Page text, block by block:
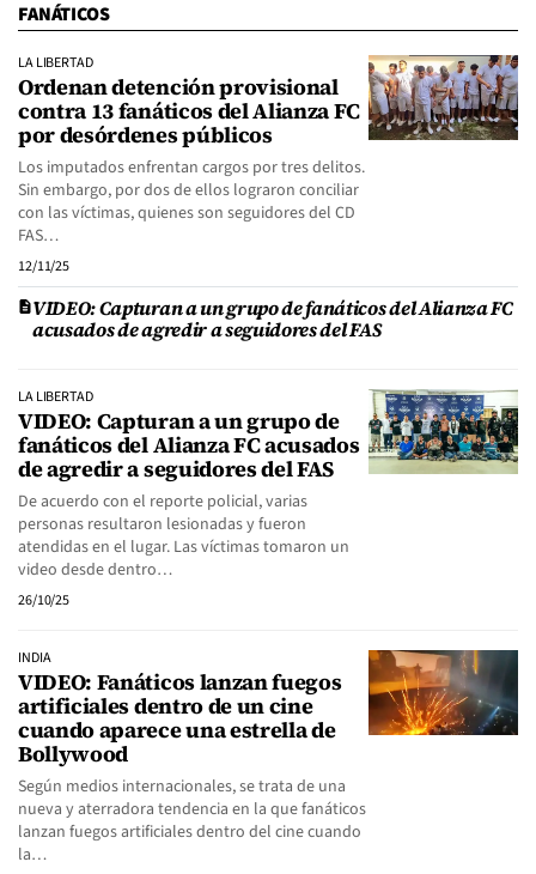
FANÁTICOS
LA LIBERTAD
Ordenan detención provisional
contra 13 fanáticos del Alianza FC
por desórdenes públicos
Los imputados enfrentan cargos por tres delitos.
Sin embargo, por dos de ellos lograron conciliar
con las víctimas, quienes son seguidores del CD
FAS…
12/11/25
VIDEO: Capturan a un grupo de fanáticos del Alianza FC
acusados de agredir a seguidores del FAS
LA LIBERTAD
VIDEO: Capturan a un grupo de
fanáticos del Alianza FC acusados
de agredir a seguidores del FAS
De acuerdo con el reporte policial, varias
personas resultaron lesionadas y fueron
atendidas en el lugar. Las víctimas tomaron un
video desde dentro…
26/10/25
INDIA
VIDEO: Fanáticos lanzan fuegos
artificiales dentro de un cine
cuando aparece una estrella de
Bollywood
Según medios internacionales, se trata de una
nueva y aterradora tendencia en la que fanáticos
lanzan fuegos artificiales dentro del cine cuando
la…